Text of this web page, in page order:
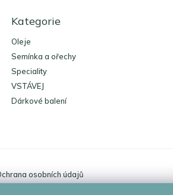
kategorie
Kategorie
Oleje
Semínka a ořechy
Speciality
VSTÁVEJ
Dárkové balení
osobních údajů